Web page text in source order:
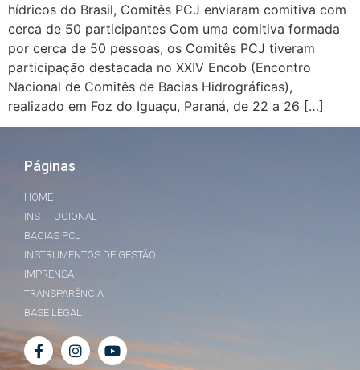
hídricos do Brasil, Comitês PCJ enviaram comitiva com
cerca de 50 participantes Com uma comitiva formada
por cerca de 50 pessoas, os Comitês PCJ tiveram
participação destacada no XXIV Encob (Encontro
Nacional de Comitês de Bacias Hidrográficas),
realizado em Foz do Iguaçu, Paraná, de 22 a 26 […]
Páginas
HOME
INSTITUCIONAL
BACIAS PCJ
INSTRUMENTOS DE GESTÃO
IMPRENSA
TRANSPARÊNCIA
BASE LEGAL